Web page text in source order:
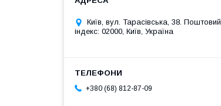
Київ, вул. Тарасівська, 38. Поштовий
індекс: 02000, Київ, Україна
+380 (68) 812-87-09